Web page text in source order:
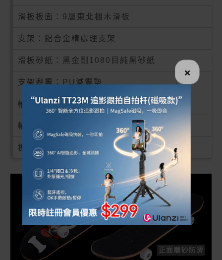
滑板板面：9層東北楓木滑板
支架：鋁合金精處理支架
滑板砂紙：黑金剛1080目純黑砂紙
支架避震：PU減震墊
輪子材質：PU耐磨輪（90A軟輪）
輪子尺寸：53cm*31cm
板承重：200公斤
×